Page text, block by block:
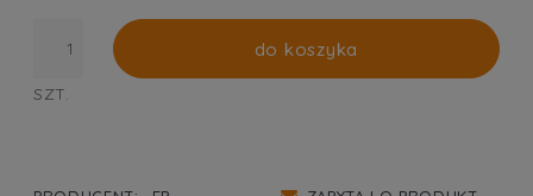
SZT.
do koszyka